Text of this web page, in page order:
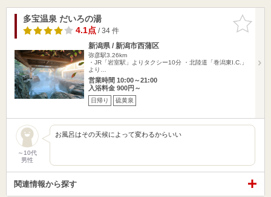
お気に入
りに追加
多宝温泉 だいろの湯
4.1点/ 34 件
新潟県 / 新潟市西蒲区
弥彦駅3.26km
・JR「岩室駅」よりタクシー10分 ・北陸道「巻潟東I.C.」
より…
営業時間 10:00～21:00
入浴料金 900円～
日帰り 硫黄泉
～10代
男性
お風呂はその天候によって変わるからいい
関連情報から探す